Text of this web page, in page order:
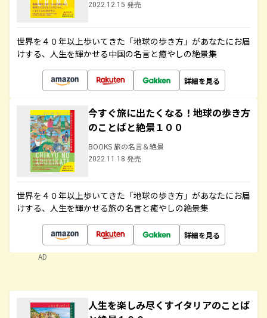
2022.12.15 発売
世界を４０年以上歩いてきた「地球の歩き方」があなたにお届
けする、人生を輝かせる中国の名言と癒やしの絶景集
詳細を見る
今すぐ旅に出たくなる！地球の歩き方
のことばと絶景１００
BOOKS 旅の名言＆絶景
2022.11.18 発売
世界を４０年以上歩いてきた「地球の歩き方」があなたにお届
けする、人生を輝かせる旅の名言と癒やしの絶景集
詳細を見る
AD
人生を楽しみ尽くすイタリアのことば